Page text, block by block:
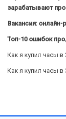
зарабатывают
Вакансия: онлайн-
Топ-10 ошибок
Как я купил часы
Как я купил часы